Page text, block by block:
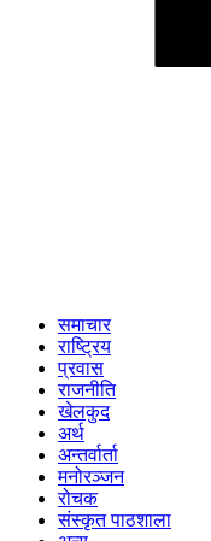
समाचार
राष्ट्रिय
प्रवास
राजनीति
खेलकुद
अर्थ
अन्तर्वार्ता
मनोरञ्जन
रोचक
संस्कृत पाठशाला